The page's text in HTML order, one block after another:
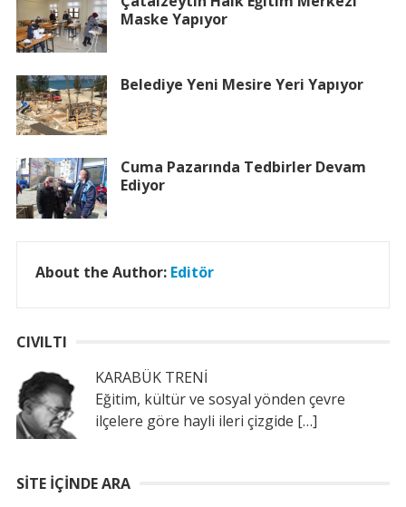
Maske Yapıyor
Belediye Yeni Mesire Yeri Yapıyor
Cuma Pazarında Tedbirler Devam
Ediyor
About the Author: Editör
CIVILTI
KARABÜK TRENİ
Eğitim, kültür ve sosyal yönden çevre
ilçelere göre hayli ileri çizgide […]
SITE İÇINDE ARA